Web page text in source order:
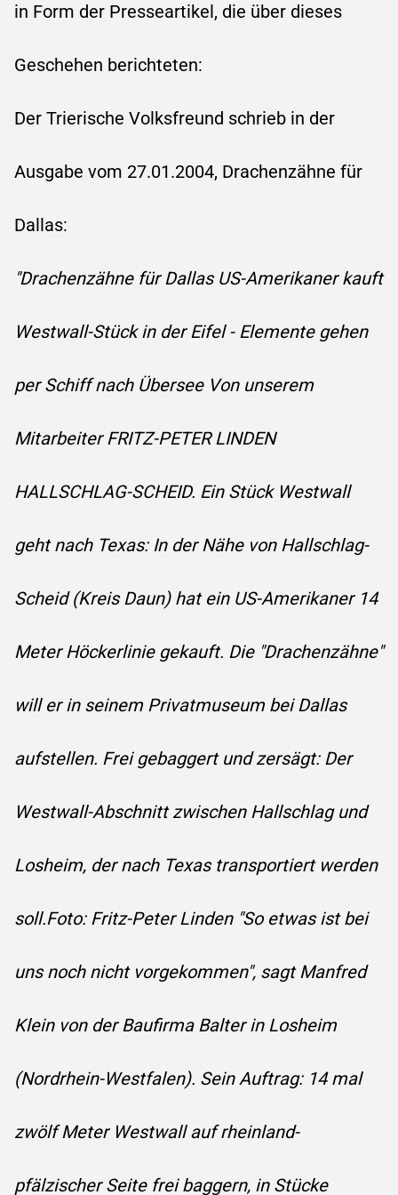
in Form der Presseartikel, die über dieses
Geschehen berichteten:
Der Trierische Volksfreund schrieb in der
Ausgabe vom 27.01.2004, Drachenzähne für
Dallas:
"Drachenzähne für Dallas US-Amerikaner kauft
Westwall-Stück in der Eifel - Elemente gehen
per Schiff nach Übersee Von unserem
Mitarbeiter FRITZ-PETER LINDEN
HALLSCHLAG-SCHEID. Ein Stück Westwall
geht nach Texas: In der Nähe von Hallschlag-
Scheid (Kreis Daun) hat ein US-Amerikaner 14
Meter Höckerlinie gekauft. Die "Drachenzähne"
will er in seinem Privatmuseum bei Dallas
aufstellen. Frei gebaggert und zersägt: Der
Westwall-Abschnitt zwischen Hallschlag und
Losheim, der nach Texas transportiert werden
soll.Foto: Fritz-Peter Linden "So etwas ist bei
uns noch nicht vorgekommen", sagt Manfred
Klein von der Baufirma Balter in Losheim
(Nordrhein-Westfalen). Sein Auftrag: 14 mal
zwölf Meter Westwall auf rheinland-
pfälzischer Seite frei baggern, in Stücke